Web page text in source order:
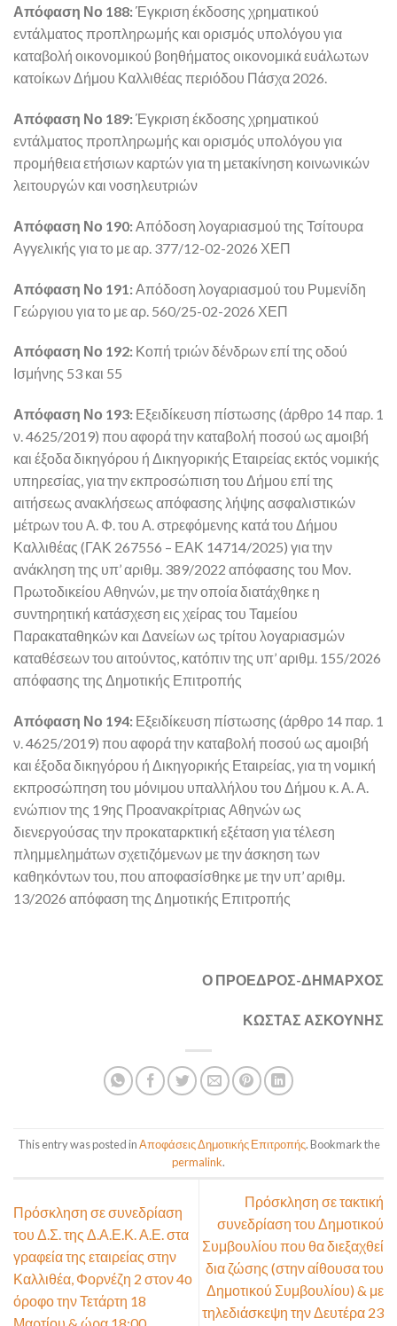
Απόφαση Νο 188:Έγκριση έκδοσης χρηματικού
εντάλματος προπληρωμής και ορισμός υπολόγου για
καταβολή οικονομικού βοηθήματος οικονομικά ευάλωτων
κατοίκων Δήμου Καλλιθέας περιόδου Πάσχα 2026.
Απόφαση Νο 189:Έγκριση έκδοσης χρηματικού
εντάλματος προπληρωμής και ορισμός υπολόγου για
προμήθεια ετήσιων καρτών για τη μετακίνηση κοινωνικών
λειτουργών και νοσηλευτριών
Απόφαση Νο 190:Απόδοση λογαριασμού της Τσίτουρα
Αγγελικής για το με αρ. 377/12-02-2026 ΧΕΠ
Απόφαση Νο 191: Απόδοση λογαριασμού του Ρυμενίδη
Γεώργιου για το με αρ. 560/25-02-2026 ΧΕΠ
Απόφαση Νο 192: Κοπή τριών δένδρων επί της οδού
Ισμήνης 53 και 55
Απόφαση Νο 193: Εξειδίκευση πίστωσης (άρθρο 14 παρ. 1
ν. 4625/2019) που αφορά την καταβολή ποσού ως αμοιβή
και έξοδα δικηγόρου ή Δικηγορικής Εταιρείας εκτός νομικής
υπηρεσίας, για την εκπροσώπιση του Δήμου επί της
αιτήσεως ανακλήσεως απόφασης λήψης ασφαλιστικών
μέτρων του Α. Φ. του Α. στρεφόμενης κατά του Δήμου
Καλλιθέας (ΓΑΚ 267556 – ΕΑΚ 14714/2025) για την
ανάκληση της υπ’ αριθμ. 389/2022 απόφασης του Μον.
Πρωτοδικείου Αθηνών, με την οποία διατάχθηκε η
συντηρητική κατάσχεση εις χείρας του Ταμείου
Παρακαταθηκών και Δανείων ως τρίτου λογαριασμών
καταθέσεων του αιτούντος, κατόπιν της υπ’ αριθμ. 155/2026
απόφασης της Δημοτικής Επιτροπής
Απόφαση Νο 194: Εξειδίκευση πίστωσης (άρθρο 14 παρ. 1
ν. 4625/2019) που αφορά την καταβολή ποσού ως αμοιβή
και έξοδα δικηγόρου ή Δικηγορικής Εταιρείας, για τη νομική
εκπροσώπηση του μόνιμου υπαλλήλου του Δήμου κ. Α. Α.
ενώπιον της 19ης Προανακρίτριας Αθηνών ως
διενεργούσας την προκαταρκτική εξέταση για τέλεση
πλημμελημάτων σχετιζόμενων με την άσκηση των
καθηκόντων του, που αποφασίσθηκε με την υπ’ αριθμ.
13/2026 απόφαση της Δημοτικής Επιτροπής
Ο ΠΡΟΕΔΡΟΣ-ΔΗΜΑΡΧΟΣ
ΚΩΣΤΑΣ ΑΣΚΟΥΝΗΣ
This entry was posted inΑποφάσεις Δημοτικής Επιτροπής. Bookmark the
permalink.
Πρόσκληση σε συνεδρίαση
του Δ.Σ. της Δ.Α.Ε.Κ. Α.Ε. στα
γραφεία της εταιρείας στην
Καλλιθέα, Φορνέζη 2 στον 4ο
όροφο την Τετάρτη 18
Πρόσκληση σε τακτική
συνεδρίαση του Δημοτικού
Συμβουλίου που θα διεξαχθεί
δια ζώσης (στην αίθουσα του
Δημοτικού Συμβουλίου) & με
τηλεδιάσκεψη την Δευτέρα 23